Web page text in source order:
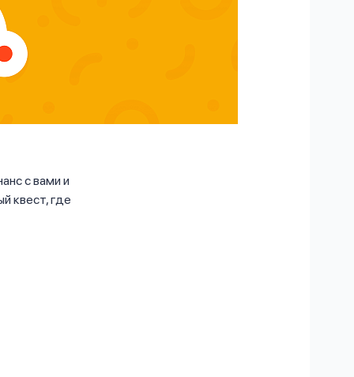
с вами и
квест, где